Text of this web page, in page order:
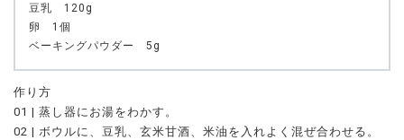
豆乳 120g
卵 1個
ベーキングパウダー 5g
作り方
01 | 蒸し器にお湯をわかす。
02 | ボウルに、豆乳、玄米甘酒、米油を入れよく混ぜ合わせる。